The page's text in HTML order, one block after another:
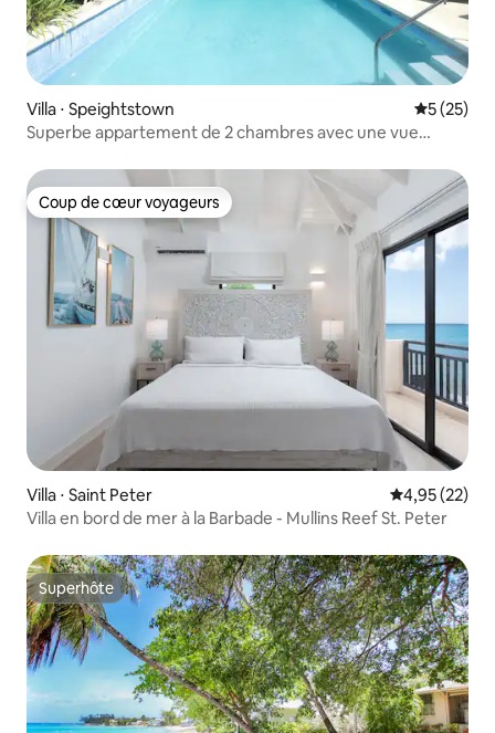
Villa ⋅ Speightstown
5 (25)
Superbe appartement de 2 chambres avec une vue
Coup de cœur voyageurs
Coup de cœur voyageurs
Villa ⋅ Saint Peter Évaluation
4,95 (22)
Villa en bord de mer à la Barbade - Mullins Reef St. Peter
Superhôte
Superhôte